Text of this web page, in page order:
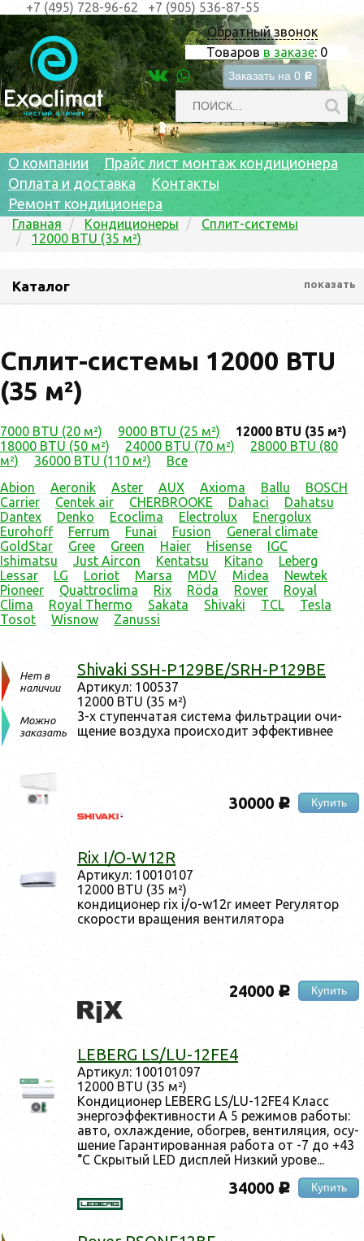
Обратный звонок
Товаров в заказе: 0
Заказать на 0 c
+7 (495) 728-96-62 +7 (905) 536-87-55
О компании
Прайс лист монтаж кондиционера
Оплата и доставка
Контакты
Ремонт кондиционера
Главная Кондиционеры
Сплит-системы
12000 BTU (35 м²)
Каталог показать
Сплит-системы 12000 BTU
(35 м²)
7000 BTU (20 м²) 9000 BTU (25 м²)
12000 BTU (35 м²)
18000 BTU (50 м²)
24000 BTU (70 м²)
28000 BTU (80
м²)
36000 BTU (110 м²)
Все
Abion
Aeronik Aster AUX Axioma Ballu
BOSCH
Carrier
Centek air CHERBROOKE Dahaci
Dahatsu
Dantex
Denko Ecoclima Electrolux
Energolux
Eurohoff
Ferrum Funai Fusion
General climate
GoldStar
Gree Green Haier Hisense
IGC
Ishimatsu
Just Aircon Kentatsu Kitano
Leberg
Lessar
LG Loriot Marsa MDV Midea
Newtek
Pioneer
Quattroclima Rix Röda Rover
Royal
Clima
Royal Thermo Sakata Shivaki TCL
Tesla
Tosot
Wisnow Zanussi
Нет в
наличии
Можно
заказать
Shivaki SSH-P129BE/SRH-P129BE
Ар­ти­кул: 100537
12000 BTU (35 м²)
3-х сту­пен­ча­тая сис­те­ма филь­тра­ции очи­
щение воз­ду­ха про­ис­хо­дит эф­фектив­нее
30000 c Купить
Rix I/O-W12R
Ар­ти­кул: 10010107
12000 BTU (35 м²)
кон­ди­ци­онер rix i/o-w12r име­ет Ре­гуля­тор
ско­рос­ти вра­щения вен­ти­лято­ра
24000 c Купить
LEBERG LS/LU-12FE4
Ар­ти­кул: 100101097
12000 BTU (35 м²)
Кон­ди­ци­онер LEBERG LS/LU-12FE4 Класс
энер­го­эф­фектив­ности A 5 ре­жимов ра­боты:
ав­то, ох­лажде­ние, обог­рев, вен­ти­ляция, осу­
шение Га­ран­ти­рован­ная ра­бота от -7 до +43
°C Скры­тый LED дис­плей Низ­кий уро­ве...
34000 c Купить